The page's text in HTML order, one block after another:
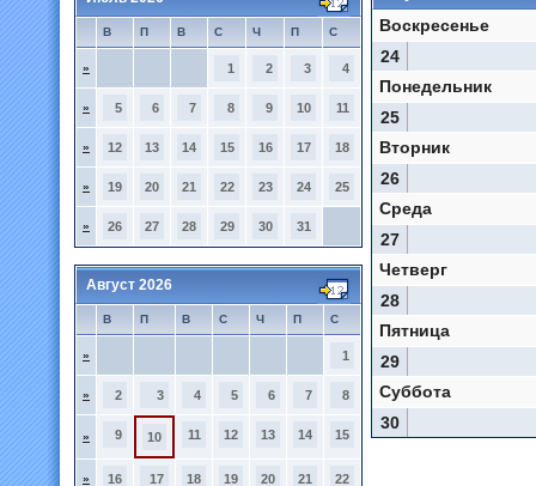
В П В С Ч П С
» 1 2 3 4
» 5 6 7 8 9 10 11
» 12 13 14 15 16 17 18
» 19 20 21 22 23 24 25
» 26 27 28 29 30 31
Август 2026
В П В С Ч П С
» 1
» 2 3 4 5 6 7 8
» 9 10 11 12 13 14 15
» 16 17 18 19 20 21 22
Воскресенье
24
Понедельник
25
Вторник
26
Среда
27
Четверг
28
Пятница
29
Суббота
30